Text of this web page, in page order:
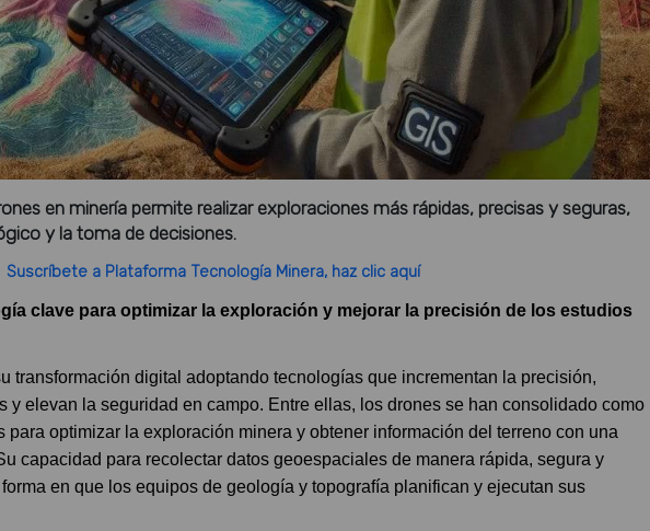
en minería permite realizar exploraciones más rápidas, precisas y seguras,
y la toma de decisiones.
Suscríbete a Plataforma Tecnología Minera, haz clic aquí
clave para optimizar la exploración y mejorar la precisión de los estudios
transformación digital adoptando tecnologías que incrementan la precisión,
y elevan la seguridad en campo. Entre ellas, los drones se han consolidado como
para optimizar la exploración minera y obtener información del terreno con una
capacidad para recolectar datos geoespaciales de manera rápida, segura y
en que los equipos de geología y topografía planifican y ejecutan sus